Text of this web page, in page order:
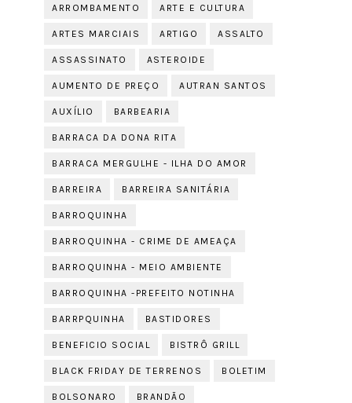
ARROMBAMENTO ARTE E CULTURA
ARTES MARCIAIS ARTIGO ASSALTO
ASSASSINATO ASTEROIDE
AUMENTO DE PREÇO AUTRAN SANTOS
AUXÍLIO BARBEARIA
BARRACA DA DONA RITA
BARRACA MERGULHE - ILHA DO AMOR
BARREIRA BARREIRA SANITÁRIA
BARROQUINHA
BARROQUINHA - CRIME DE AMEAÇA
BARROQUINHA - MEIO AMBIENTE
BARROQUINHA -PREFEITO NOTINHA
BARRPQUINHA BASTIDORES
BENEFICIO SOCIAL BISTRÔ GRILL
BLACK FRIDAY DE TERRENOS BOLETIM
BOLSONARO BRANDÃO